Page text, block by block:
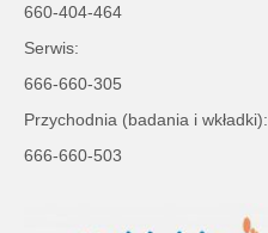
660-404-464
Serwis:
666-660-305
Przychodnia (badania i wkładki):
666-660-503